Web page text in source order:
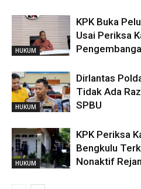
HUKUM
KPK Buka
Usai Periksa
HUKUM
Dirlantas
Tidak Ada
SPBU
HUKUM
KPK Periksa
Bengkulu
Nonaktif